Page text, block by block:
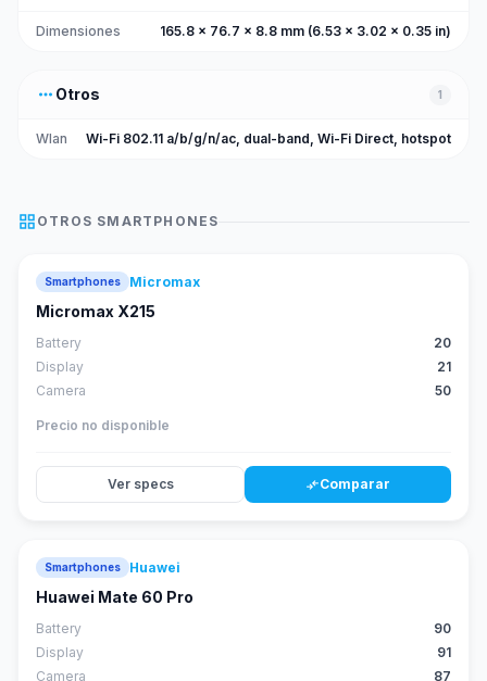
Dimensiones 165.8 x 76.7 x 8.8 mm (6.53 x 3.02 x 0.35 in)
more_horiz Otros 1
Wlan Wi-Fi 802.11 a/b/g/n/ac, dual-band, Wi-Fi Direct, hotspot
grid_view OTROS SMARTPHONES
Smartphones Micromax
Micromax X215
Battery
20
Display
21
Camera
50
Precio no disponible
Ver specs compare_arrowsComparar
Smartphones Huawei
Huawei Mate 60 Pro
Battery
90
Display
91
Camera
87